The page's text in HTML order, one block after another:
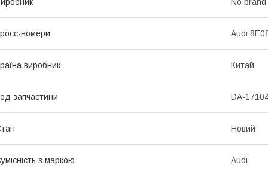
номери Audi
виробник Китай
запчастини DA-
Новий
з маркою Audi